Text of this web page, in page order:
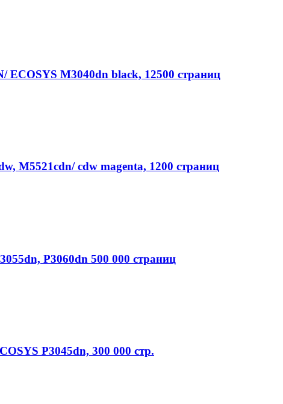
ECOSYS M3040dn black, 12500 страниц
M5521cdn/ cdw magenta, 1200 страниц
P3060dn 500 000 страниц
P3045dn, 300 000 стр.